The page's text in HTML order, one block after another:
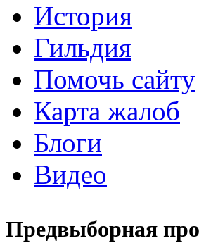
История
Гильдия
Помочь сайту
Карта жалоб
Блоги
Видео
Предвыборная